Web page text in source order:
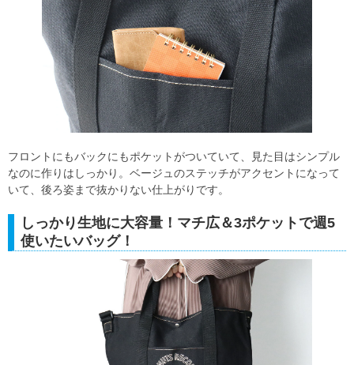
フロントにもバックにもポケットがついていて、見た目はシンプル
なのに作りはしっかり。ベージュのステッチがアクセントになって
いて、後ろ姿まで抜かりない仕上がりです。
しっかり生地に大容量！マチ広＆3ポケットで週5
使いたいバッグ！